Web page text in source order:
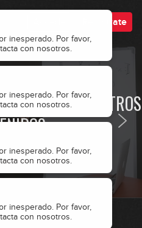
inesperado. Por favor,
con nosotros.
inesperado. Por favor,
con nosotros.
inesperado. Por favor,
con nosotros.
inesperado. Por favor,
con nosotros.
Regístrate
A TODOS NUESTROS
Regístrate
- Walking bass
los arpegios más
de los arpegios en